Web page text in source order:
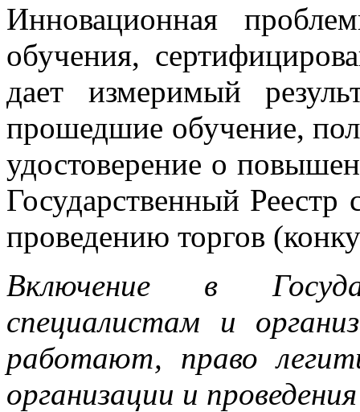
Инновационная
обучения,
дает измеримый
прошедшие обучение,
удостоверение о
Государственный Реестр
проведению торгов
Включение в
специалистам и
работают, право
организации и